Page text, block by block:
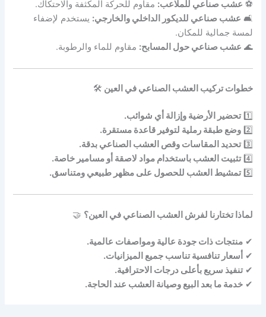
⚽ عشب صناعي للملاعب: مقاوم للحركة المكثفة والاحتكاك.
🛋 عشب صناعي للديكور الداخلي والخارجي: يستخدم لإضفاء
لمسة جمالية للمكان.
🌊 عشب صناعي حول المسابح: مقاوم للماء والرطوبة.
خطوات تركيب العشب الصناعي في العين 🛠️
1️⃣ تحضير الأرضية وإزالة أي شوائب.
2️⃣ وضع طبقة رملية لتوفير قاعدة مستقرة.
3️⃣ تحديد المقاسات وقص العشب الصناعي بدقة.
4️⃣ تثبيت العشب باستخدام مواد لاصقة أو مسامير خاصة.
5️⃣ تمشيط العشب للحصول على مظهر طبيعي ومتناسق.
لماذا تختارنا لفرش العشب الصناعي في العين؟ 🤝
✔منتجات ذات جودة عالية ومواصفات عالمية.
✔ أسعار تنافسية تناسب جميع الميزانيات.
✔تنفيذ سريع بأعلى درجات الاحترافية.
✔خدمة ما بعد البيع وصيانة العشب عند الحاجة.